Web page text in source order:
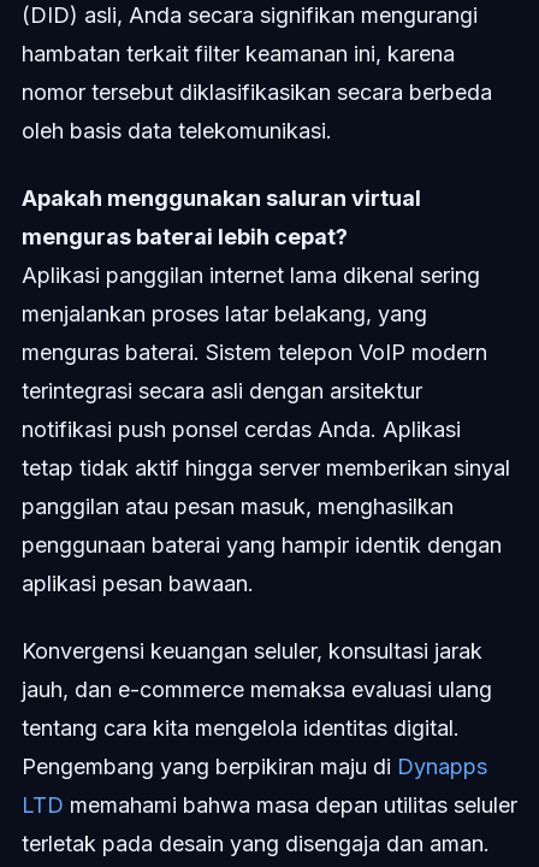
(DID) asli, Anda secara signifikan mengurangi
hambatan terkait filter keamanan ini, karena
nomor tersebut diklasifikasikan secara berbeda
oleh basis data telekomunikasi.
Apakah menggunakan saluran virtual
menguras baterai lebih cepat?
Aplikasi panggilan internet lama dikenal sering
menjalankan proses latar belakang, yang
menguras baterai. Sistem telepon VoIP modern
terintegrasi secara asli dengan arsitektur
notifikasi push ponsel cerdas Anda. Aplikasi
tetap tidak aktif hingga server memberikan sinyal
panggilan atau pesan masuk, menghasilkan
penggunaan baterai yang hampir identik dengan
aplikasi pesan bawaan.
Konvergensi keuangan seluler, konsultasi jarak
jauh, dan e-commerce memaksa evaluasi ulang
tentang cara kita mengelola identitas digital.
Pengembang yang berpikiran maju di Dynapps
LTD memahami bahwa masa depan utilitas seluler
terletak pada desain yang disengaja dan aman.